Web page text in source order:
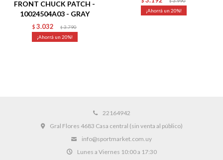
FRONT CHUCK PATCH -
10024504A03 - GRAY
$ 3.032 $ 3.790
20
20
22164942
Gral Flores 4683 Casa central (sin venta al público)
info@sportmarket.com.uy
Lunes a Viernes 10:00 a 17:30